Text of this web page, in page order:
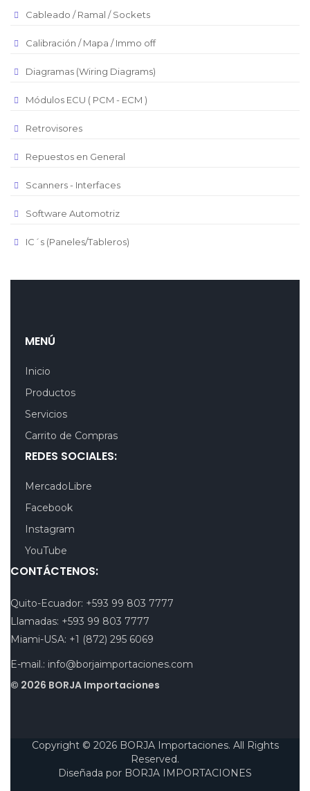
Cableado / Ramal / Sockets
Calibración / Mapa / Immo off
Diagramas (Wiring Diagrams)
Módulos ECU ( PCM - ECM )
Retrovisores
Repuestos en General
Scanners - Interfaces
Software Automotriz
IC´s (Paneles/Tableros)
MENÚ
Inicio
Productos
Servicios
Carrito de Compras
REDES SOCIALES:
MercadoLibre
Facebook
Instagram
YouTube
CONTÁCTENOS:
Quito-Ecuador: +593 99 803 7777
Llamadas: +593 99 803 7777
Miami-USA: +1 (872) 295 6069
E-mail.: info@borjaimportaciones.com
© 2026 BORJA Importaciones
Copyright © 2026 BORJA Importaciones. All Rights
Reserved.
Diseñada por BORJA IMPORTACIONES